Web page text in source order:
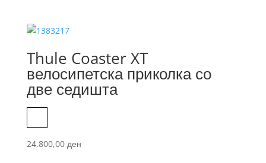
Thule Coaster XT
велосипетска приколка со
две седишта
24.800,00 ден